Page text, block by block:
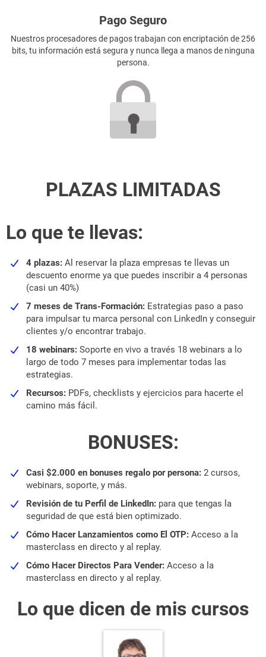
Pago Seguro
Nuestros procesadores de pagos trabajan con encriptación de 256
bits, tu información está segura y nunca llega a manos de ninguna
persona.
PLAZAS LIMITADAS
Lo que te llevas:
4 plazas:Al reservar la plaza empresas te llevas un
descuento enorme ya que puedes inscribir a 4 personas
(casi un 40%)
7 meses de Trans-Formación:Estrategias paso a paso
para impulsar tu marca personal con LinkedIn y conseguir
clientes y/o encontrar trabajo.
18 webinars:Soporte en vivo a través 18 webinars a lo
largo de todo 7 meses para implementar todas las
estrategias.
Recursos:PDFs, checklists y ejercicios para hacerte el
camino más fácil.
BONUSES:
Casi $2.000 en bonuses regalo por persona:2 cursos,
webinars, soporte, y más.
Revisión de tu Perfil de LinkedIn:para que tengas la
seguridad de que está bien optimizado.
Cómo Hacer Lanzamientos como El OTP:Acceso a la
masterclass en directo y al replay.
Cómo Hacer Directos Para Vender:Acceso a la
masterclass en directo y al replay.
Lo que dicen de mis cursos